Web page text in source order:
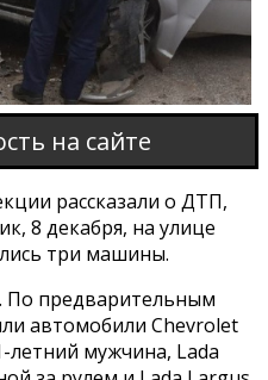
проигрывание
на сайте
рассказали о ДТП,
8 декабря, на улице
три машины.
По предварительным
автомобили Chevrolet
летний мужчина, Lada